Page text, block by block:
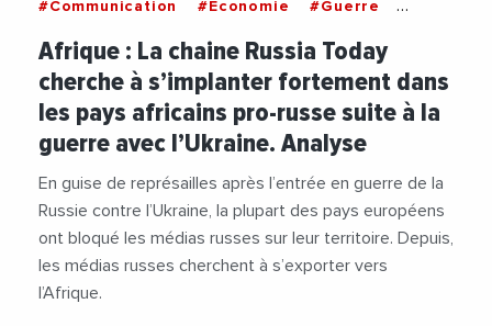
#Communication
#Economie
#Guerre
Afrique : La chaine Russia Today
cherche à s’implanter fortement dans
les pays africains pro-russe suite à la
guerre avec l’Ukraine. Analyse
En guise de représailles après l’entrée en guerre de la
Russie contre l’Ukraine, la plupart des pays européens
ont bloqué les médias russes sur leur territoire. Depuis,
les médias russes cherchent à s’exporter vers
l’Afrique.